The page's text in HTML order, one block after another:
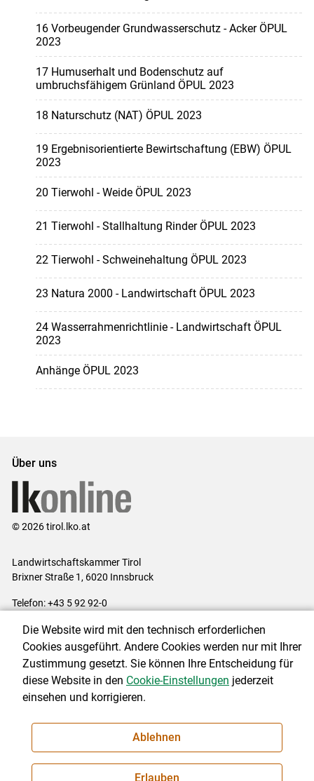
16 Vorbeugender Grundwasserschutz - Acker ÖPUL
2023
17 Humuserhalt und Bodenschutz auf
umbruchsfähigem Grünland ÖPUL 2023
18 Naturschutz (NAT) ÖPUL 2023
19 Ergebnisorientierte Bewirtschaftung (EBW) ÖPUL
2023
20 Tierwohl - Weide ÖPUL 2023
21 Tierwohl - Stallhaltung Rinder ÖPUL 2023
22 Tierwohl - Schweinehaltung ÖPUL 2023
23 Natura 2000 - Landwirtschaft ÖPUL 2023
24 Wasserrahmenrichtlinie - Landwirtschaft ÖPUL
2023
Anhänge ÖPUL 2023
Über uns
© 2026 tirol.lko.at
Landwirtschaftskammer Tirol
Brixner Straße 1, 6020 Innsbruck
Telefon: +43 5 92 92-0
Impressum|Kontakt|Datenschutzerklärung|Barrierefreiheit|
Cookie-Einstellungen
NEWSLETTER
Die Website wird mit den technisch erforderlichen
Cookies ausgeführt. Andere Cookies werden nur mit Ihrer
Zustimmung gesetzt. Sie können Ihre Entscheidung für
diese Website in den Cookie-Einstellungen jederzeit
einsehen und korrigieren.
Ablehnen
Erlauben